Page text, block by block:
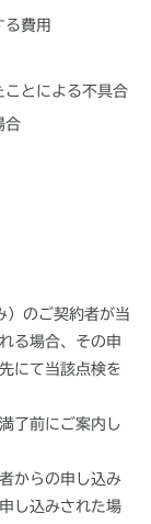
る費用
ことによる不具合
合
のご契約者が当
る場合、その申
にて当該点検を
了前にご案内し
からの申し込み
し込みされた場